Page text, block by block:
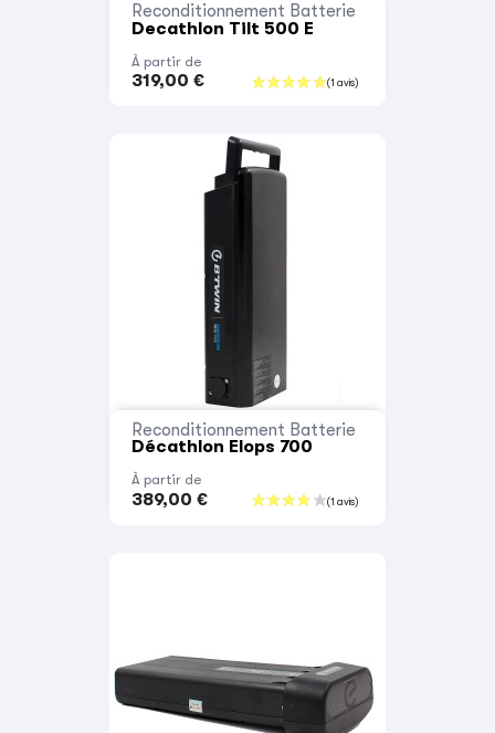
Reconditionnement Batterie
Decathlon Tilt 500 E
À partir de
319,00 €
Reconditionnement Batterie
Décathlon Elops 700
À partir de
389,00 €